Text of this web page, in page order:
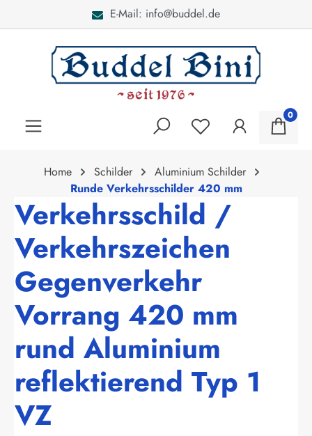
E-Mail: info@buddel.de
0
Home Schilder
Aluminium Schilder
Runde Verkehrsschilder 420 mm
Verkehrsschild /
Verkehrszeichen
Gegenverkehr
Vorrang 420 mm
rund Aluminium
reflektierend Typ 1
VZ